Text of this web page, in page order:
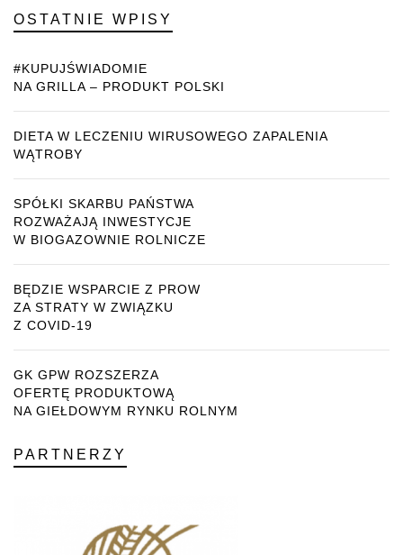
OSTATNIE WPISY
#KUPUJŚWIADOMIE
NA GRILLA – PRODUKT POLSKI
DIETA W LECZENIU WIRUSOWEGO ZAPALENIA
WĄTROBY
SPÓŁKI SKARBU PAŃSTWA
ROZWAŻAJĄ INWESTYCJE
W BIOGAZOWNIE ROLNICZE
BĘDZIE WSPARCIE Z PROW
ZA STRATY W ZWIĄZKU
Z COVID-19
GK GPW ROZSZERZA
OFERTĘ PRODUKTOWĄ
NA GIEŁDOWYM RYNKU ROLNYM
PARTNERZY